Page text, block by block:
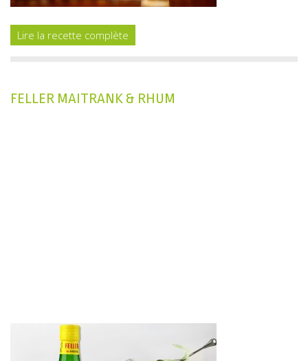
Lire la recette complète
FELLER MAITRANK & RHUM